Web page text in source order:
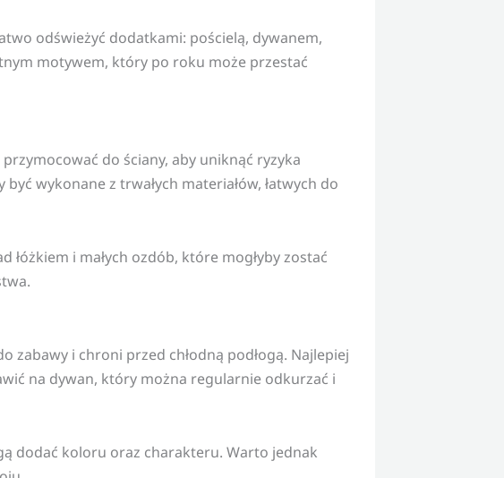
odświeżyć dodatkami: pościelą, dywanem,
motywem, który po roku może przestać
do ściany, aby uniknąć ryzyka
wykonane z trwałych materiałów, łatwych do
i małych ozdób, które mogłyby zostać
zabawy i chroni przed chłodną podłogą. Najlepiej
na dywan, który można regularnie odkurzać i
dodać koloru oraz charakteru. Warto jednak